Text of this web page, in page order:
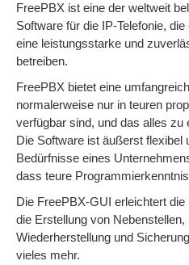
FreePBX ist eine der weltweit
Software für die IP-Telefonie,
eine leistungsstarke und
betreiben.
FreePBX bietet eine
normalerweise nur in teuren
verfügbar sind, und das alles zu
Die Software ist äußerst flexibel
Bedürfnisse eines
dass teure
Die FreePBX-GUI erleichtert
die Erstellung von Nebenstellen,
Wiederherstellung und
vieles mehr.